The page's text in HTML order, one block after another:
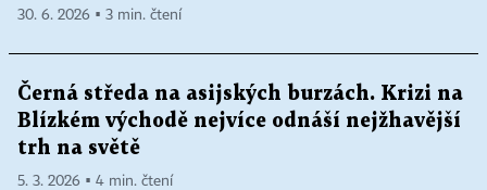
30. 6. 2026 ▪ 3 min. čtení
Černá středa na asijských burzách. Krizi na
Blízkém východě nejvíce odnáší nejžhavější
trh na světě
5. 3. 2026 ▪ 4 min. čtení